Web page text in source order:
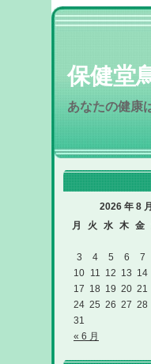
保健堂
あなたの健康
2026 年 8 月
月
火 水 木 金
« 6 月
3
4 5 6 7
10 11 12 13 14
17 18 19 20 21
24 25 26 27 28
31